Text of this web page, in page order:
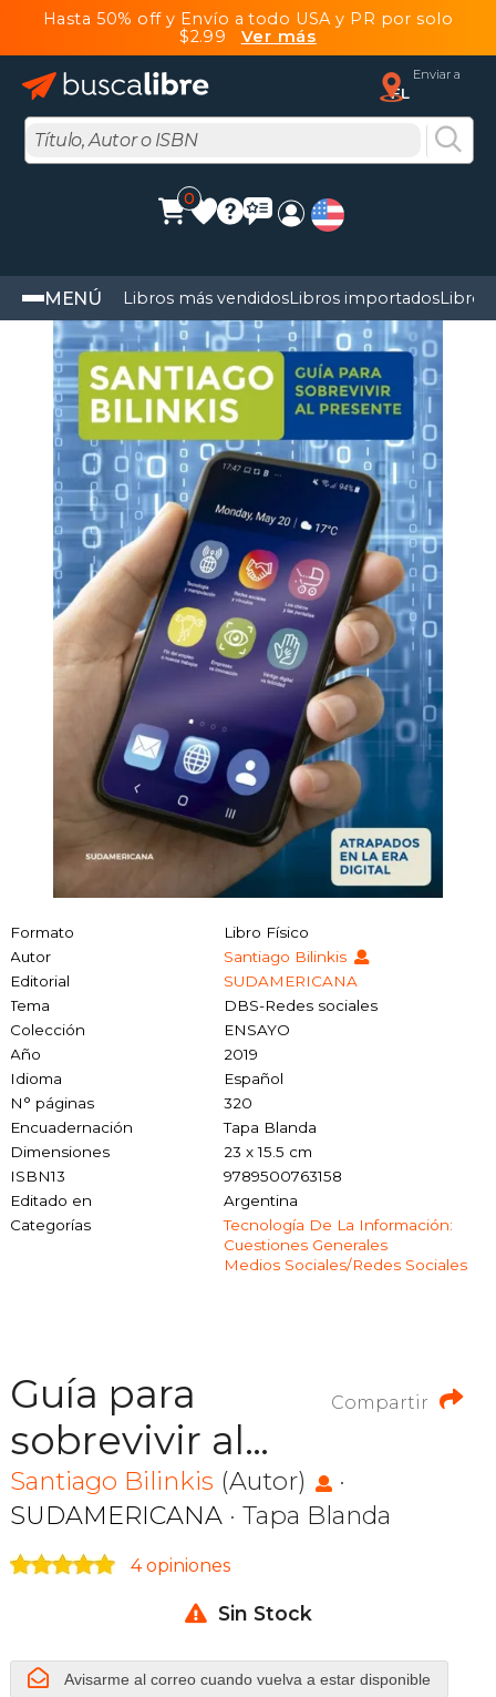
Hasta 50% off y Envío a todo USA y PR por solo
$2.99 Ver más
Enviar a
FL
0
MENÚ Libros más vendidosLibros importadosLibros
Formato
Libro Físico
Autor
Santiago Bilinkis
Editorial
SUDAMERICANA
Tema
DBS-Redes sociales
Colección
ENSAYO
Año
2019
Idioma
Español
N° páginas
320
Encuadernación
Tapa Blanda
Dimensiones
23 x 15.5 cm
ISBN13
9789500763158
Editado en
Argentina
Categorías
Tecnología De La Información:
Cuestiones Generales
Medios Sociales/redes Sociales
Compartir
Guía para
sobrevivir al
presente
Santiago Bilinkis (Autor)
·
SUDAMERICANA · Tapa Blanda
4 opiniones
Sin Stock
Avisarme al correo cuando vuelva a estar disponible